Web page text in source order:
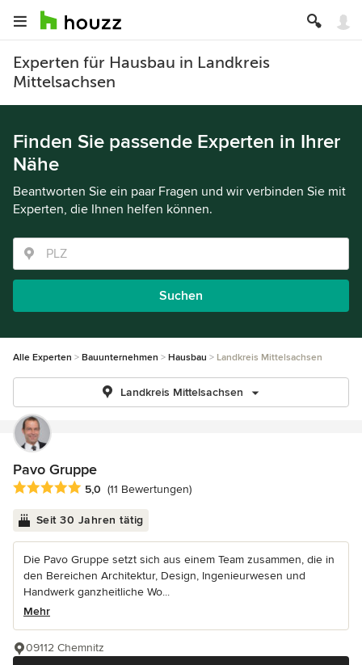
Experten für Hausbau in Landkreis
Mittelsachsen
Finden Sie passende Experten in Ihrer
Nähe
Beantworten Sie ein paar Fragen und wir verbinden Sie mit
Experten, die Ihnen helfen können.
Suchen
Alle Experten Bauunternehmen Hausbau Landkreis Mittelsachsen
Landkreis Mittelsachsen
Pavo Gruppe
Durchschnittliche Bewertung: 5 von 5 Sternen
5,0 (11 Bewertungen)
Seit 30 Jahren tätig
Die Pavo Gruppe setzt sich aus einem Team zusammen, die in
den Bereichen Architektur, Design, Ingenieurwesen und
Handwerk ganzheitliche Wo...
Mehr
09112 Chemnitz